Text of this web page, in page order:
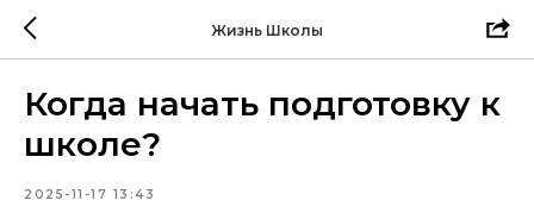
Жизнь Школы
Когда начать подготовку к
школе?
2025-11-17 13:43